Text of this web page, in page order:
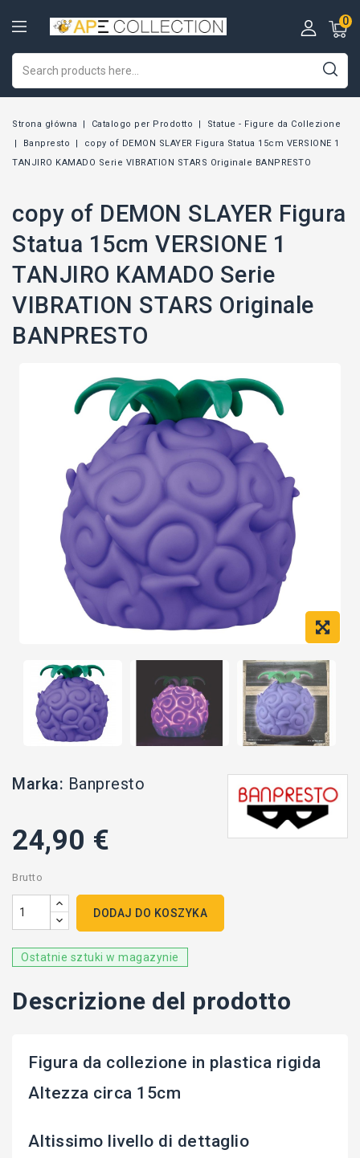
0
Strona główna Catalogo per Prodotto
Statue - Figure da Collezione
Banpresto
copy of DEMON SLAYER Figura Statua 15cm VERSIONE 1
TANJIRO KAMADO Serie VIBRATION STARS Originale BANPRESTO
copy of DEMON SLAYER Figura
Statua 15cm VERSIONE 1
TANJIRO KAMADO Serie
VIBRATION STARS Originale
BANPRESTO
Marka: Banpresto
24,90 €
Brutto
DODAJ DO KOSZYKA
Ostatnie sztuki w magazynie
Descrizione del prodotto
Figura da collezione in plastica rigida
Altezza circa 15cm
Altissimo livello di dettaglio